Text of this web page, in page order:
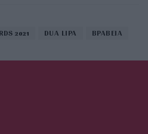
2021 DUA LIPA ΒΡΑΒΕΙΑ